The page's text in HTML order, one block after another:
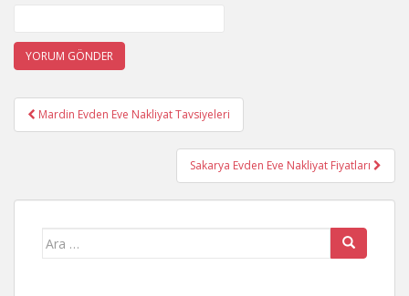
Yazı
gezinmesi
Mardin Evden Eve Nakliyat Tavsiyeleri
Sakarya Evden Eve Nakliyat Fiyatları
Arama